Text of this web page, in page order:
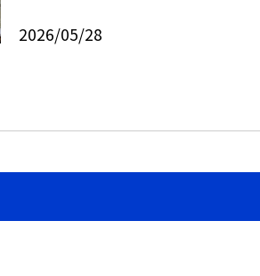
2026/05/28